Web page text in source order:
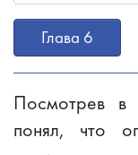
Глава 6
Посмотрев в
понял, что